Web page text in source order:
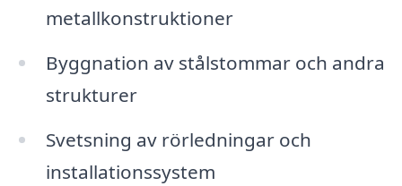
metallkonstruktioner
Byggnation av stålstommar och andra
strukturer
Svetsning av rörledningar och
installationssystem